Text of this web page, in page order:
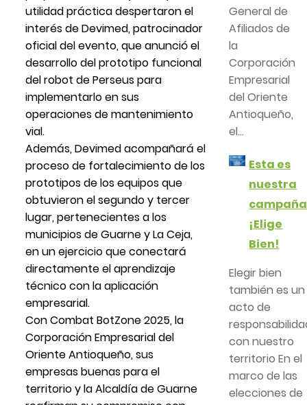
utilidad práctica despertaron el
interés de Devimed, patrocinador
oficial del evento, que anunció el
desarrollo del prototipo funcional
del robot de Perseus para
implementarlo en sus
operaciones de mantenimiento
vial.
Además, Devimed acompañará el
proceso de fortalecimiento de los
prototipos de los equipos que
obtuvieron el segundo y tercer
lugar, pertenecientes a los
municipios de Guarne y La Ceja,
en un ejercicio que conectará
directamente el aprendizaje
técnico con la aplicación
empresarial.
Con Combat BotZone 2025, la
Corporación Empresarial del
Oriente Antioqueño, sus
empresas buenas para el
territorio y la Alcaldía de Guarne
General de
Afiliados de
la
Corporación
Empresarial
del Oriente
Antioqueño,
el...
Esta es
nuestra
campaña
¡Elige
Bien!
Elegir bien
también es un
acto de
con nuestro
territorio En el
marco de las
elecciones de